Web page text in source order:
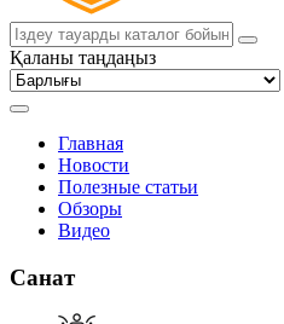
Қаланы таңдаңыз
Главная
Новости
Полезные статьи
Обзоры
Видео
Санат